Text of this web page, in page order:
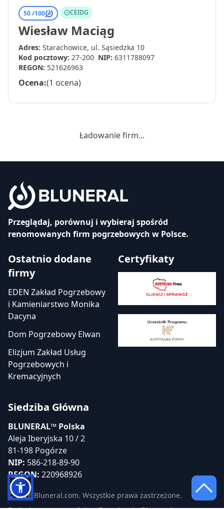
50 /100 CEIDG
Wiesław Maciąg
Adres: Starachowice, ul. Sąsiedzka 10
Kod pocztowy: 27-200 NIP: 6311788097
REGON: 521626963
Ocena:(1 ocena)
Ładowanie firm...
Przeglądaj, porównuj i wybieraj spośród
renomowanych firm pogrzebowych w Polsce.
Ostatnio dodane
firmy
EDEN Zakład Pogrzebowy
i Kamieniarstwo Monika
Dacyna
Dom Pogrzebowy Elwan
Elizjum Zakład Usług
Pogrzebowych i
Kremacyjnych
Certyfikaty
Siedziba Główna
BLUNERAL™ Polska
Aleja Iberyjska 10 / 2
81-198 Pogórze
NIP: 586-218-89-90
REGON: 220968926
© 2026 Bluneral.com. Wszystkie prawa zastrzeżone.